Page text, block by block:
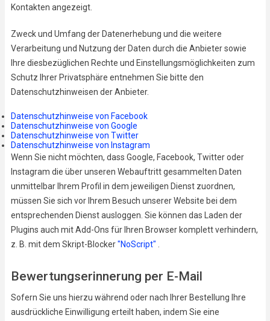
Kontakten angezeigt.
Zweck und Umfang der Datenerhebung und die weitere
Verarbeitung und Nutzung der Daten durch die Anbieter sowie
Ihre diesbezüglichen Rechte und Einstellungsmöglichkeiten zum
Schutz Ihrer Privatsphäre entnehmen Sie bitte den
Datenschutzhinweisen der Anbieter.
Datenschutzhinweise von Facebook
Datenschutzhinweise von Google
Datenschutzhinweise von Twitter
Datenschutzhinweise von Instagram
Wenn Sie nicht möchten, dass Google, Facebook, Twitter oder
Instagram die über unseren Webauftritt gesammelten Daten
unmittelbar Ihrem Profil in dem jeweiligen Dienst zuordnen,
müssen Sie sich vor Ihrem Besuch unserer Website bei dem
entsprechenden Dienst ausloggen. Sie können das Laden der
Plugins auch mit Add-Ons für Ihren Browser komplett verhindern,
z. B. mit dem Skript-Blocker"NoScript"
Bewertungserinnerung per E-Mail
Sofern Sie uns hierzu während oder nach Ihrer Bestellung Ihre
ausdrückliche Einwilligung erteilt haben, indem Sie eine